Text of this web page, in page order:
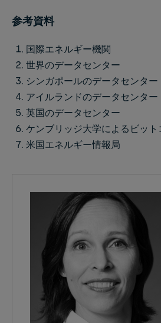
参考資料
国際エネルギー機関
世界のデータセンター
シンガポールのデータセンター
アイルランドのデータセンター
英国のデータセンター
ケンブリッジ大学によるビッ
米国エネルギー情報局